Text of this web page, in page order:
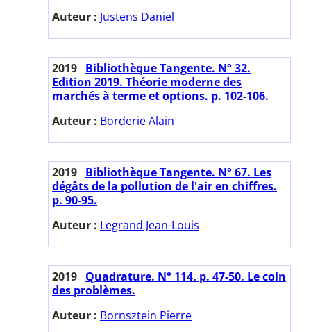
Auteur : Justens Daniel
2019 Bibliothèque Tangente. N° 32.
Edition 2019. Théorie moderne des
marchés à terme et options. p. 102-106.
Auteur : Borderie Alain
2019 Bibliothèque Tangente. N° 67. Les
dégâts de la pollution de l'air en chiffres.
p. 90-95.
Auteur : Legrand Jean-Louis
2019 Quadrature. N° 114. p. 47-50. Le coin
des problèmes.
Auteur : Bornsztein Pierre